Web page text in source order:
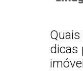
dicas